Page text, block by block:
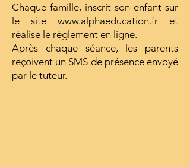
Chaque famille, inscrit son enfant sur
le site www.alphaeducation.fr et
réalise le règlement en ligne.
Après chaque séance, les parents
reçoivent un SMS de présence envoyé
par le tuteur.